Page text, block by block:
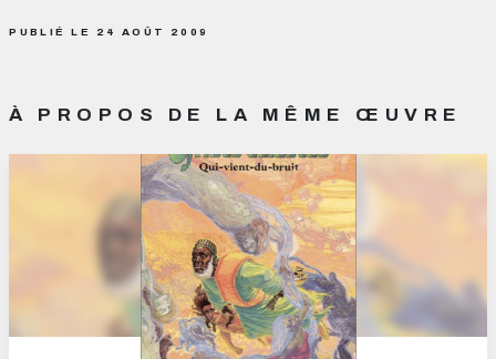
PUBLIÉ LE 24 AOÛT 2009
À PROPOS DE LA MÊME ŒUVRE